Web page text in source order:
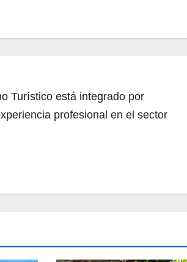
Turístico está integrado por
profesional en el sector